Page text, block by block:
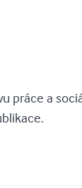
práce a